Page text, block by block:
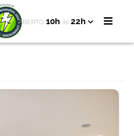
ABERTO 10h às 22h